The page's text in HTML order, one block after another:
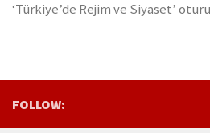
‘Türkiye’de Rejim ve Siyaset’
FOLLOW: